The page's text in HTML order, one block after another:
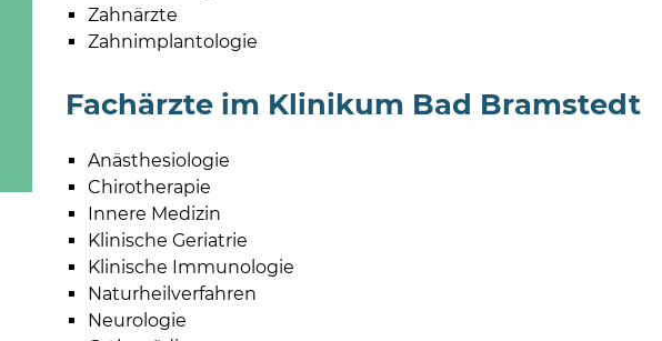
Zahnärzte
Zahnimplantologie
Fachärzte im Klinikum Bad Bramstedt
Anästhesiologie
Chirotherapie
Innere Medizin
Klinische Geriatrie
Klinische Immunologie
Naturheilverfahren
Neurologie